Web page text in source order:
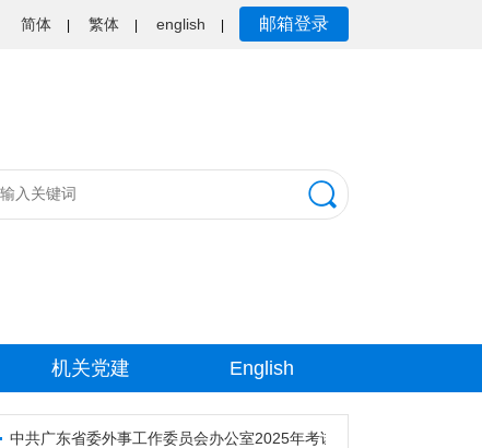
简体 繁体 english 邮箱登录
机关党建 English
广东省委外事工作委员会办公室2025年考试录用公务员资格审核公告